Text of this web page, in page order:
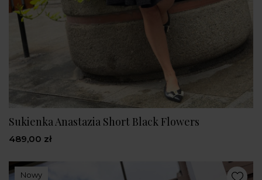
Sukienka Anastazia Short Black Flowers
489,00 zł
Nowy